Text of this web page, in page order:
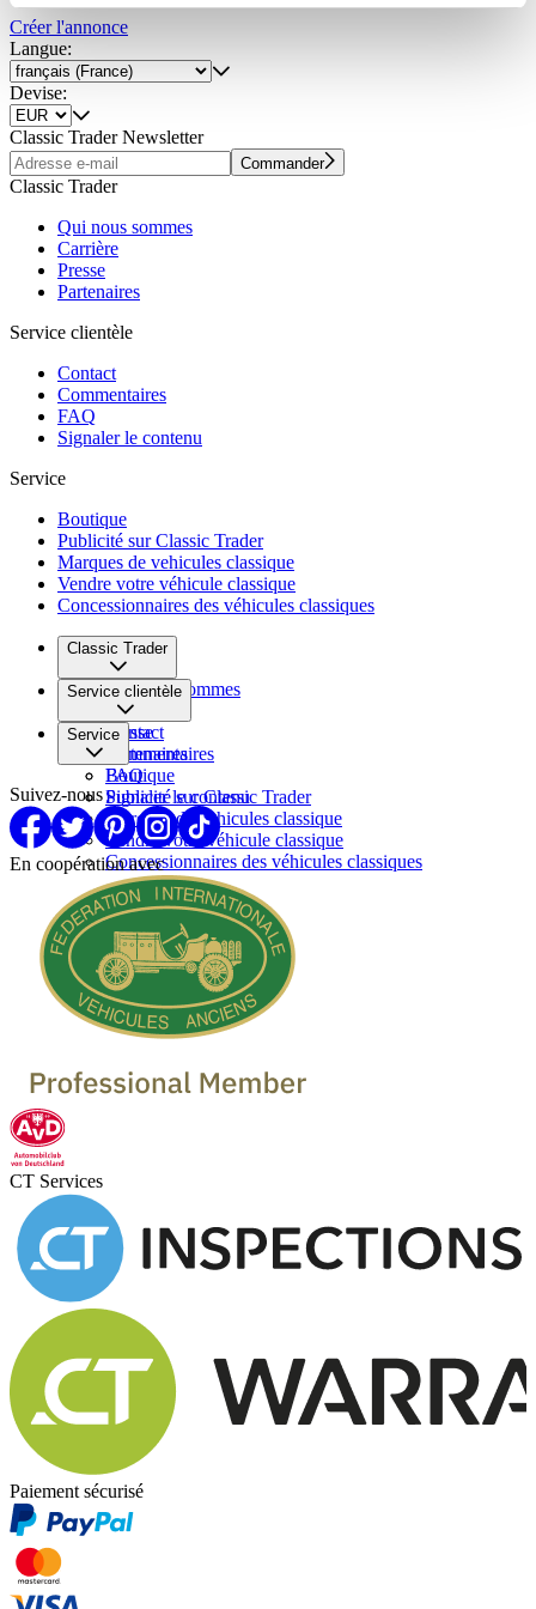
Partner führen diese Informationen möglicherweise mit
weiteren Daten zusammen, die Sie ihnen bereitgestellt
haben oder die sie im Rahmen Ihrer Nutzung der Dienste
gesammelt haben.
Créer l'annonce
Langue:
Devise:
Classic Trader Newsletter
Commander
Classic Trader
Qui nous sommes
Carrière
Presse
Partenaires
Service clientèle
Contact
Commentaires
FAQ
Signaler le contenu
Service
Boutique
Publicité sur Classic Trader
Marques de vehicules classique
Vendre votre véhicule classique
Concessionnaires des véhicules classiques
Classic Trader
Qui nous sommes
Carrière
Presse
Partenaires
Service clientèle
Contact
Commentaires
FAQ
Signaler le contenu
Service
Boutique
Publicité sur Classic Trader
Marques de vehicules classique
Vendre votre véhicule classique
Concessionnaires des véhicules classiques
Suivez-nous
En coopération avec
CT Services
Paiement sécurisé